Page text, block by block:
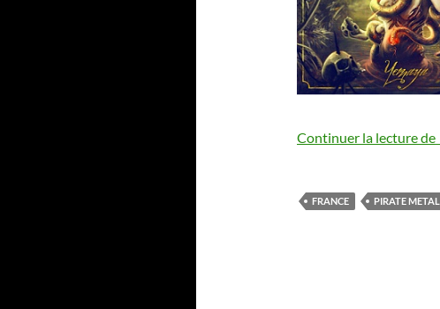
Continuer la lecture de
FRANCE PIRATE METAL